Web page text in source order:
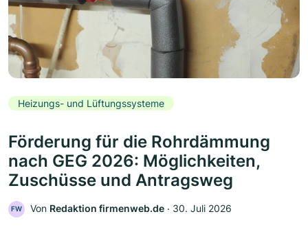
Heizungs- und Lüftungssysteme
Förderung für die Rohrdämmung
nach GEG 2026: Möglichkeiten,
Zuschüsse und Antragsweg
FW Von Redaktion firmenweb.de ‧ 30. Juli 2026